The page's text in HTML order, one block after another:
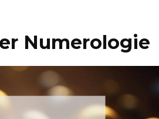
Numerologie